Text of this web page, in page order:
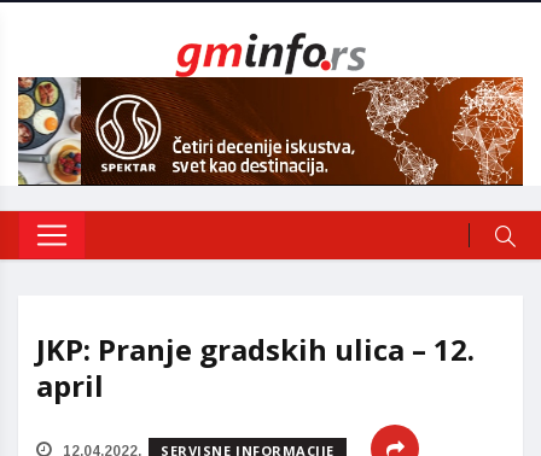
JKP: Pranje gradskih ulica – 12.
april
12.04.2022. SERVISNE INFORMACIJE